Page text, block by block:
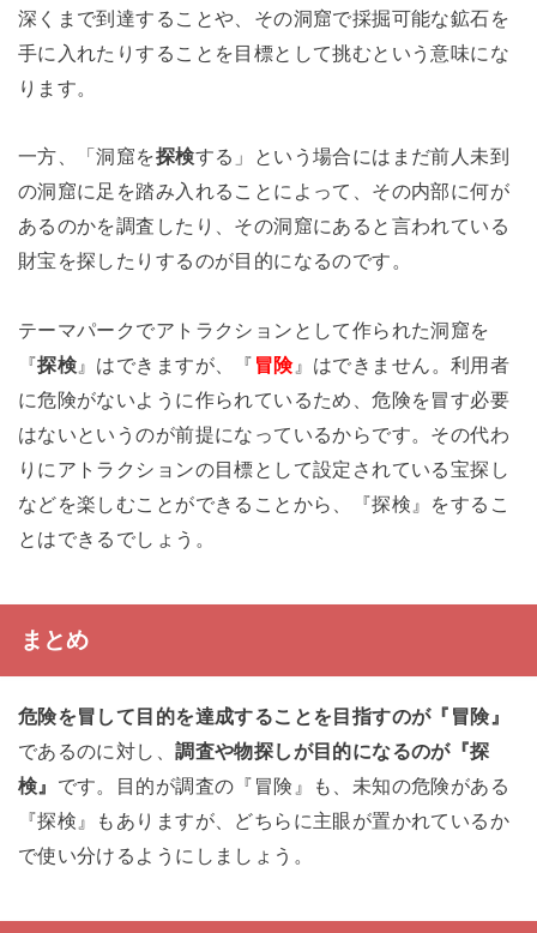
深くまで到達することや、その洞窟で採掘可能な鉱石を
手に入れたりすることを目標として挑むという意味にな
ります。
一方、「洞窟を探検する」という場合にはまだ前人未到
の洞窟に足を踏み入れることによって、その内部に何が
あるのかを調査したり、その洞窟にあると言われている
財宝を探したりするのが目的になるのです。
テーマパークでアトラクションとして作られた洞窟を
『探検 』はできますが、『 冒険』はできません。利用者
に危険がないように作られているため、危険を冒す必要
はないというのが前提になっているからです。その代わ
りにアトラクションの目標として設定されている宝探し
などを楽しむことができることから、『探検』をするこ
とはできるでしょう。
まとめ
危険を冒して目的を達成することを目指すのが『冒険』
であるのに対し、調査や物探しが目的になるのが『探
検』 です。目的が調査の『冒険』も、未知の危険がある
『探検』もありますが、どちらに主眼が置かれているか
で使い分けるようにしましょう。